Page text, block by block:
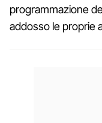
programmazione
addosso le proprie